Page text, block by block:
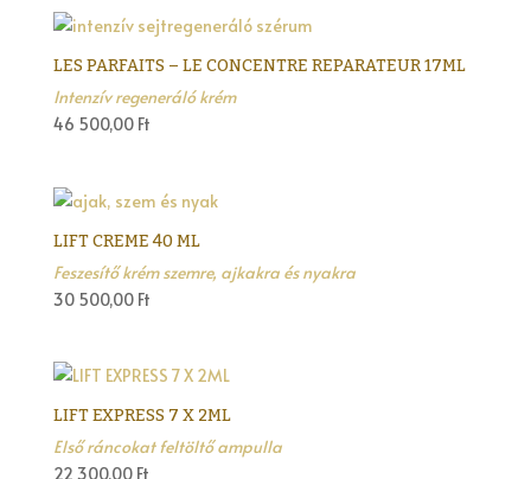
LES PARFAITS – LE CONCENTRE REPARATEUR 17ML
Intenzív regeneráló krém
46 500,00 Ft
LIFT CREME 40 ML
Feszesítő krém szemre, ajkakra és nyakra
30 500,00 Ft
LIFT EXPRESS 7 X 2ML
Első ráncokat feltöltő ampulla
22 300,00 Ft